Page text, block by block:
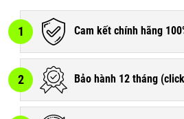
1 Cam kết chính hãng
2 Bảo hành 12 tháng (